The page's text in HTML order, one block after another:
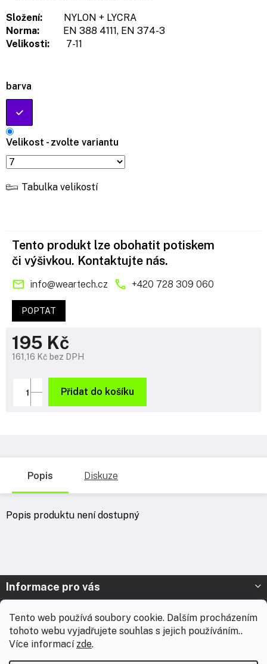
Tento web používá soubory cookie. Dalším procházením
tohoto webu vyjadřujete souhlas s jejich používáním..
Více informací zde.
barva
Velikost - zvolte variantu
Tabulka velikostí
Složení:
NYLON + LYCRA
Norma:
EN 388 4111, EN 374-3
Velikosti:
7-11
195 Kč
161,16 Kč bez DPH
cena:
Přidat do košíku
Tento produkt lze obohatit potiskem
či výšivkou. Kontaktujte nás.
info@weartech.cz +420 728 309 060
POPTAT
Popis Diskuze
Popis produktu není dostupný
Z
p
Informace pro vás
Prodejna Nymburk
Prodejna Solnice